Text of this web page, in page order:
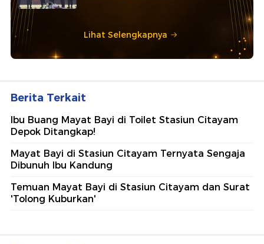
Lihat Selengkapnya
Berita Terkait
Ibu Buang Mayat Bayi di Toilet Stasiun Citayam
Depok Ditangkap!
Mayat Bayi di Stasiun Citayam Ternyata Sengaja
Dibunuh Ibu Kandung
Temuan Mayat Bayi di Stasiun Citayam dan Surat
'Tolong Kuburkan'